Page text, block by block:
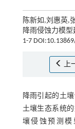
陈新如,刘惠英,
降雨侵蚀力模型
1-7
上
降雨引起的土
土壤生态系统
壤侵蚀预测